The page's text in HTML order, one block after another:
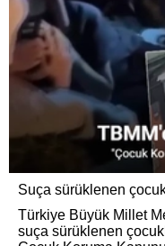
Suça sürüklenen
Türkiye Büyük Millet
suça sürüklenen